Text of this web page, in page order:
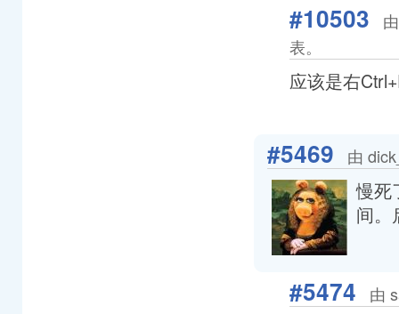
#10503
表。
应该是右
#5469 由
慢死
间。
#5474 由